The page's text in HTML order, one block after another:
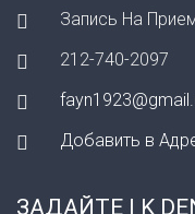
Запись На
212-740-2097
Добавить в
ЗАДАЙТЕ I K